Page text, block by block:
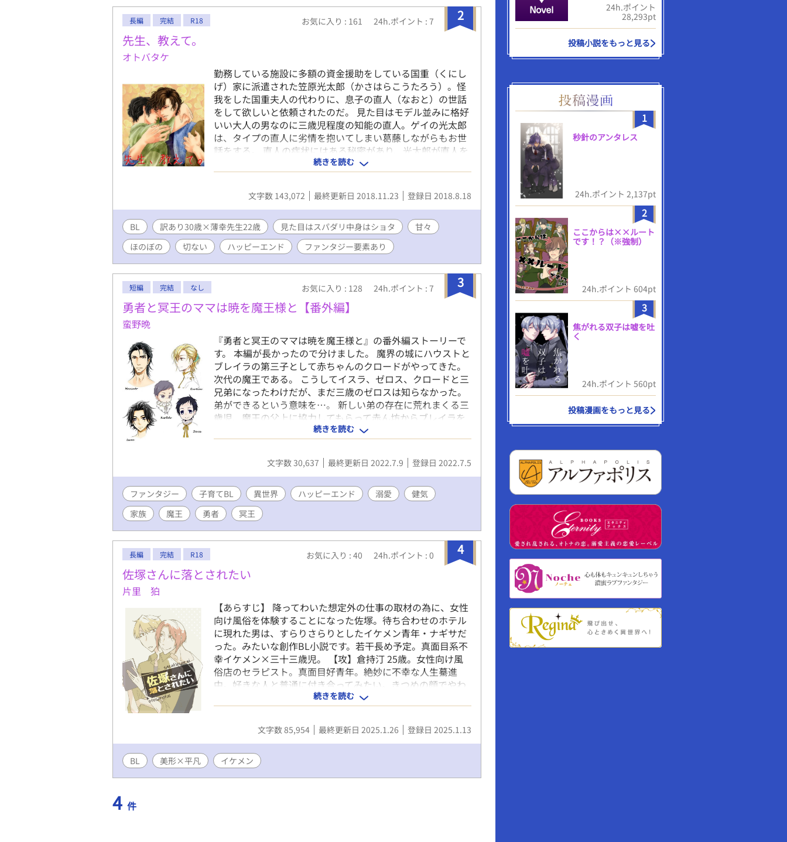
2
長編 完結 R18 お気に入り : 161 24h.ポイント : 7
先生、教えて。
オトバタケ
勤務している施設に多額の資金援助をしている国重（くにし
げ）家に派遣された笠原光太郎（かさはらこうたろう）。怪
我をした国重夫人の代わりに、息子の直人（なおと）の世話
をして欲しいと依頼されたのだ。 見た目はモデル並みに格好
いい大人の男なのに三歳児程度の知能の直人。ゲイの光太郎
は、タイプの直人に劣情を抱いてしまい葛藤しながらもお世
話をする。 直人の症状にはある秘密があり、光太郎が直人を
意識してしまうのも過去の出来事が関係していた。謎が解明
した先にあるものは―― 表紙はbb様（@bb_bonehead）に
描いていただきました。
続きを読む
文字数 143,072 最終更新日 2018.11.23 登録日 2018.8.18
BL 訳あり30歳×薄幸先生22歳 見た目はスパダリ中身はショタ
甘々
ほのぼの
切ない ハッピーエンド ファンタジー要素あり
3
短編 完結 なし お気に入り : 128 24h.ポイント : 7
勇者と冥王のママは暁を魔王様と【番外編】
蛮野晩
『勇者と冥王のママは暁を魔王様と』の番外編ストーリーで
す。 本編が長かったので分けました。 魔界の城にハウストと
ブレイラの第三子として赤ちゃんのクロードがやってきた。
次代の魔王である。 こうしてイスラ、ゼロス、クロードと三
兄弟になったわけだが、まだ三歳のゼロスは知らなかった。
弟ができるという意味を…。 新しい弟の存在に荒れまくる三
歳児、魔王の父上に協力してもらって赤ん坊からブレイラを
取り戻そうとする番外編です。 楽しい話しです。 ※暁には5
作の番外編を収録しています。 今回公開するのはそのうちの
1作です。 勇者のママシリーズ 1作目『勇者のママは今日も魔
王様と』 2作目『勇者のママは海で魔王様と』 3作目『勇者
今日から魔王様と』 5作目『勇者と冥王のママは創世を魔王
様と』 6作目『勇者と冥王のママは創世を魔王様と【番外
編】』 7作目『勇者と冥王のママは暁を魔王様と』 上記7作
をアルファポリスで公開中です。 Kindleで電子書籍配信もし
ているので興味のある方はどうぞ。 表紙イラスト@阿部十四
続きを読む
文字数 30,637 最終更新日 2022.7.9 登録日 2022.7.5
ファンタジー 子育てBL 異世界 ハッピーエンド 溺愛
健気
家族
魔王 勇者 冥王
4
長編 完結 R18 お気に入り : 40 24h.ポイント : 0
佐塚さんに落とされたい
片里 狛
【あらすじ】 降ってわいた想定外の仕事の取材の為に、女性
向け風俗を体験することになった佐塚。待ち合わせのホテル
に現れた男は、すらりさらりとしたイケメン青年・ナギサだ
った。みたいな創作BL小説です。若干長め予定。真面目系不
幸イケメン×三十三歳児。 【攻】倉持汀 25歳。女性向け風
俗店のセラピスト。真面目好青年。絶妙に不幸な人生驀進
中。好きな人と普通に付き合ってみたい。きつめの顔でやわ
らかく笑う美人。 【受】佐塚亨 33歳。ＡＶ制作メーカー
『アッパーズキャスト』の監督。取り返しのつかない足フェ
チ。倫理観はまともだけれど一般的情緒が欠落気味の変人。
さらっとしたフツメン。
続きを読む
文字数 85,954 最終更新日 2025.1.26 登録日 2025.1.13
BL 美形×平凡 イケメン
4 件
24h.ポイント
28,293pt
投稿小説をもっと見る
1
秒針のアンタレス
24h.ポイント 2,137pt
2
ここからは××ルート
です！？（※強制）
24h.ポイント 604pt
3
焦がれる双子は嘘を吐
く
24h.ポイント 560pt
投稿漫画をもっと見る